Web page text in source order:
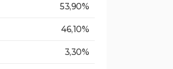
53,90%
46,10%
3,30%